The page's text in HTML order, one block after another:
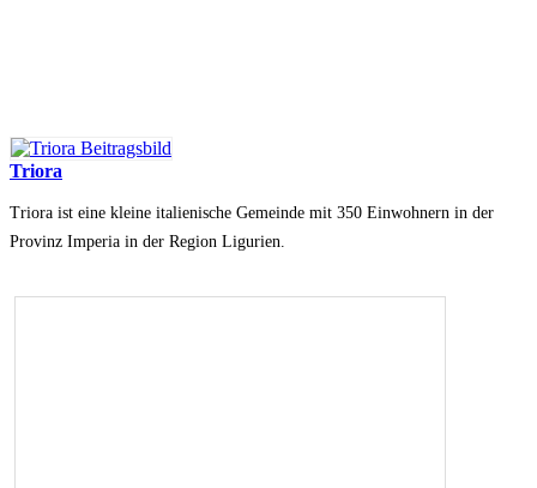
Triora
Triora ist eine kleine italienische Gemeinde mit 350 Einwohnern in der
Provinz Imperia in der Region Ligurien.